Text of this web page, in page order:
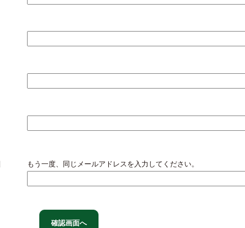
もう一度、同じメールアドレスを入力してください。